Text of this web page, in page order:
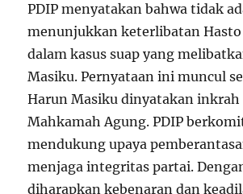
PDIP menyatakan bahwa tidak
menunjukkan keterlibatan
dalam kasus suap yang
Masiku. Pernyataan ini muncul
Harun Masiku dinyatakan inkrah
Mahkamah Agung. PDIP
mendukung upaya
menjaga integritas partai.
diharapkan kebenaran dan